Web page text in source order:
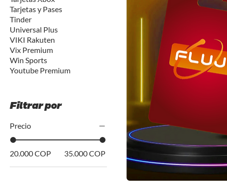
Tarjetas y Pases
Tinder
Universal Plus
VIKI Rakuten
Vix Premium
Win Sports
Youtube Premium
Filtrar por
Precio
20.000 COP 35.000 COP